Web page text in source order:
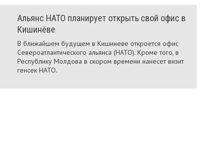
Альянс НАТО планирует открыть свой офис в
Кишинёве
В ближайшем будущем в Кишиневе откроется офис
Североатлантического альянса (НАТО). Кроме того, в
Республику Молдова в скором времени нанесет визит
генсек НАТО.